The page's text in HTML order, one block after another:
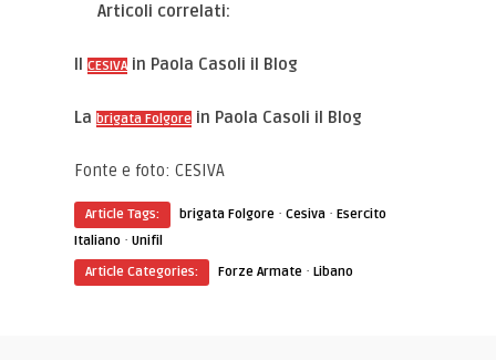
Articoli correlati:
IlCESIVA in Paola Casoli il Blog
Labrigata Folgore in Paola Casoli il Blog
Fonte e foto: CESIVA
Article Tags: brigata Folgore ·Cesiva ·Esercito
Italiano ·Unifil
Article Categories:
Forze Armate ·Libano